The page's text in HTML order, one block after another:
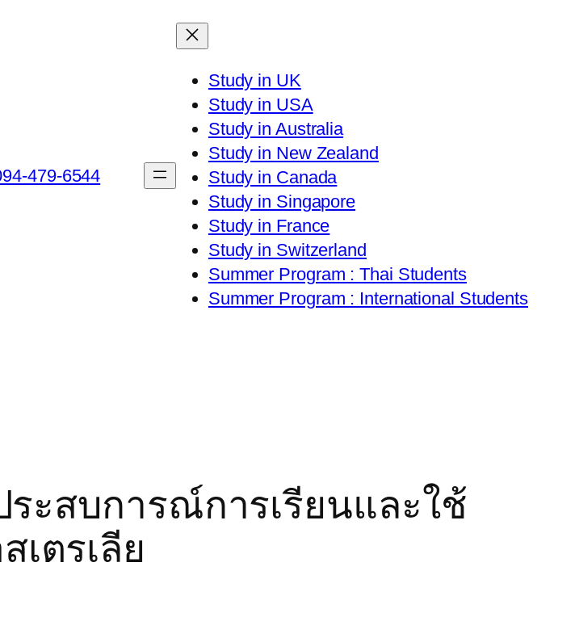
479-6544
Study in UK
Study in USA
Study in Australia
Study in New Zealand
Study in Canada
Study in Singapore
Study in France
Study in Switzerland
Summer Program : Thai Students
Summer Program : International Students
ระสบการณ์การเรียนและใช้
เตรเลีย